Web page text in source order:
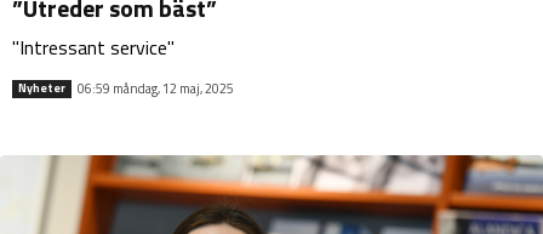
”Utreder som bäst”
"Intressant service"
Nyheter 06:59 måndag, 12 maj, 2025